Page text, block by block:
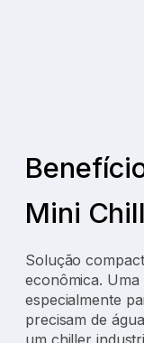
Mini
Solução
econômica. Uma
especialmente
precisam de